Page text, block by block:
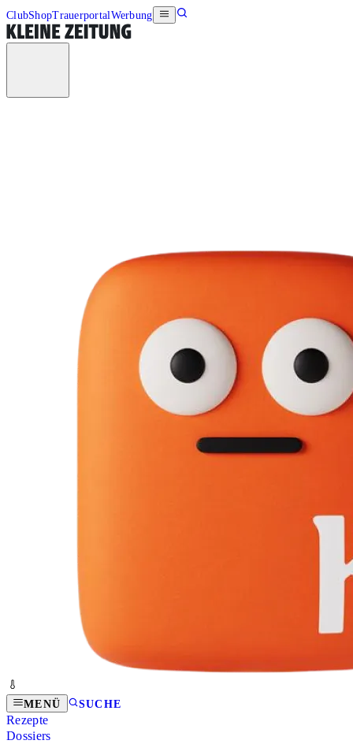
ClubShopTrauerportalWerbung
MENÜ SUCHE
Rezepte
Dossiers